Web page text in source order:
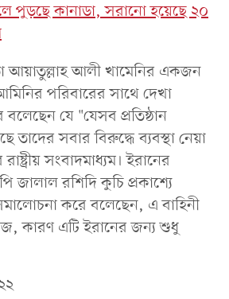
পুড়ছে কানাডা, সরানো হয়েছে ২০
আয়াতুল্লাহ আলী খামেনির একজন
পরিবারের সাথে দেখা
যে "যেসব প্রতিষ্ঠান
তাদের সবার বিরুদ্ধে ব্যবস্থা নেয়া
সংবাদমাধ্যম। ইরানের
রশিদি কুচি প্রকাশ্যে
করে বলেছেন, এ বাহিনী
কারণ এটি ইরানের জন্য শুধু